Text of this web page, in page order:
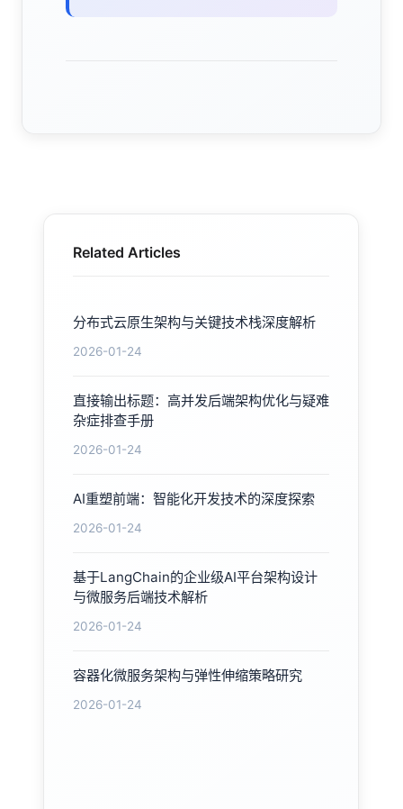
Related Articles
分布式云原生架构与关键技术栈深度解析
2026-01-24
直接输出标题：高并发后端架构优化与疑难
杂症排查手册
2026-01-24
AI重塑前端：智能化开发技术的深度探索
2026-01-24
基于LangChain的企业级AI平台架构设计
与微服务后端技术解析
2026-01-24
容器化微服务架构与弹性伸缩策略研究
2026-01-24